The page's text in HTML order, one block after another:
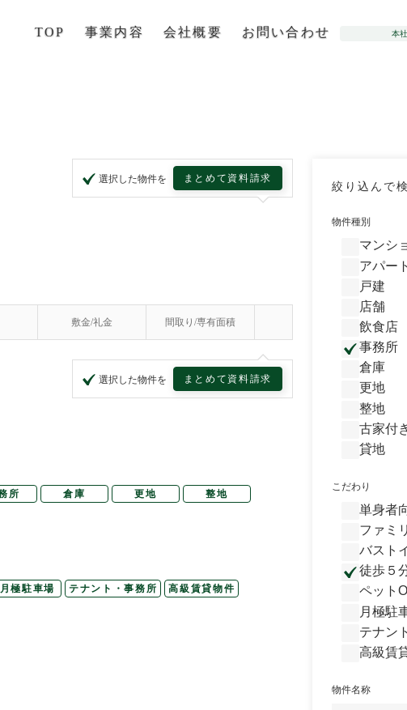
TOP 事業内容 会社概要 お問い合わせ 本社
選択した物件を まとめて資料請求
敷金/礼金 間取り/専有面積
選択した物件を まとめて資料請求
所 倉庫 更地
整地
月極駐車場 テナント・事務所 高級賃貸物件
絞り込んで
物件種別
マンシ
アパート
戸建
店舗
飲食店
事務所
倉庫
更地
整地
古家付
貸地
こだわり
単身者
ファミ
バスト
徒歩５
ペット
月極駐
テナン
高級賃
物件名称